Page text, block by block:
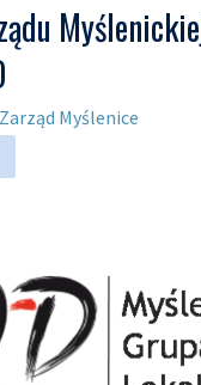
Zarząd Myślenice